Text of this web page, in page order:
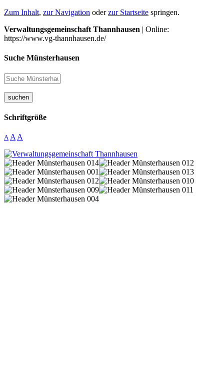
Zum Inhalt, zur Navigation oderzur Startseite springen.
Verwaltungsgemeinschaft Thannhausen | Online:
https://www.vg-thannhausen.de/
Suche Münsterhausen
suchen
Schriftgröße
A A A